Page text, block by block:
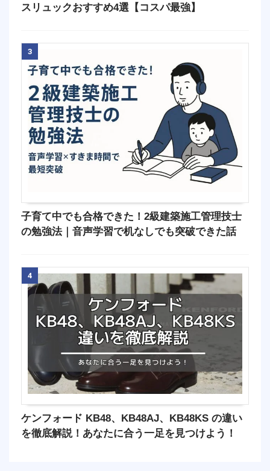
スリュックおすすめ4選【コスパ最強】
3
子育て中でも合格できた！2級建築施工管理技士
の勉強法｜音声学習で机なしでも突破できた話
4
ケンフォード KB48、KB48AJ、KB48KS の違い
を徹底解説！あなたに合う一足を見つけよう！